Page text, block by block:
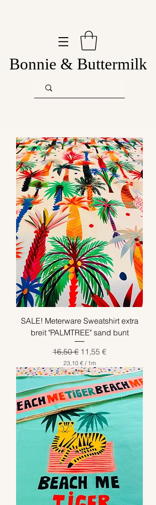
Bonnie & Buttermilk
SALE! Meterware Sweatshirt extra
breit "PALMTREE" sand bunt
Standardpreis
16,50 € Sale-Preis
11,55 €
23,10 € / 1m
2
3
,
1
0
€
p
r
o
1
M
e
t
e
r